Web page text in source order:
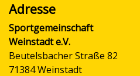
Adresse
Sportgemeinschaft
Weinstadt e.V.
Beutelsbacher Straße 82
71384 Weinstadt